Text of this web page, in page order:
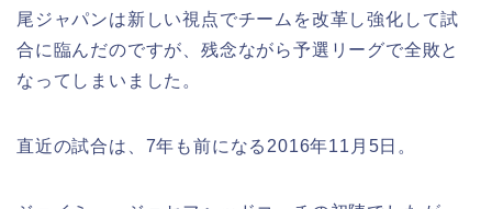
尾ジャパンは新しい視点でチームを改革し強化して試
合に臨んだのですが、残念ながら予選リーグで全敗と
なってしまいました。
直近の試合は、7年も前になる2016年11月5日。